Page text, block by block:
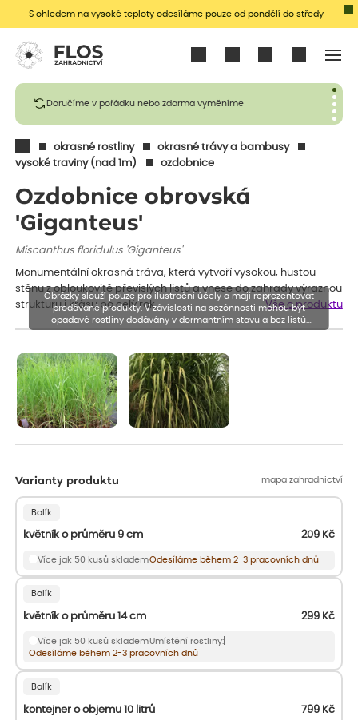
S ohledem na vysoké teploty odesíláme pouze od pondělí do středy
Doručíme v pořádku nebo zdarma vyměníme
okrasné rostliny
okrasné trávy a bambusy
vysoké traviny (nad 1m)
ozdobnice
Ozdobnice obrovská
'Giganteus'
Miscanthus floridulus 'Giganteus'
Monumentální okrasná tráva, která vytvoří vysokou, hustou
stěnu z obloukovitě převislých listů a vnese do zahrady výraznou
strukturu i krásu po celý rok.
Vše o produktu
Varianty produktu mapa zahradnictví
Balík
květník o průměru 9 cm 209 Kč
Více jak 50 kusů sklademOdesíláme během 2-3 pracovních dnů
Balík
květník o průměru 14 cm 299 Kč
Více jak 50 kusů sklademUmístění rostliny:
Odesíláme během 2-3 pracovních dnů
Balík
kontejner o objemu 10 litrů 799 Kč
Obrázky slouží pouze pro ilustrační účely a mají reprezentovat
prodávané produkty. V závislosti na sezónnosti mohou být
opadavé rostliny dodávány v dormantním stavu a bez listů.
Rostliny mohou být také sestřiženy níže, než je uvedená výška,